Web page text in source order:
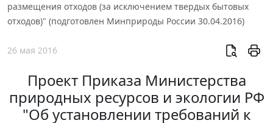
размещения отходов (за исключением твердых бытовых
отходов)" (подготовлен Минприроды России 30.04.2016)
26 мая 2016
Проект Приказа Министерства
природных ресурсов и экологии РФ
"Об установлении требований к